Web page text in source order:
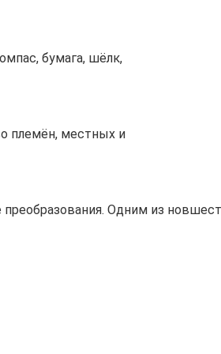
бумага, шёлк,
племён, местных и
преобразования. Одним из